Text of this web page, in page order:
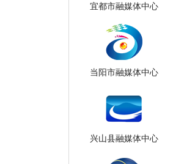
宜都市融媒体中心
当阳市融媒体中心
兴山县融媒体中心